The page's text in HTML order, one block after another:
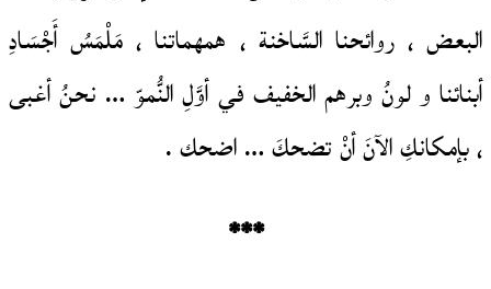
البعض ، روائحنا السَّاخنة ، همهماتنا ، مَلْمَسُ أَجْسَادِ
أبنائنا و لونُ وبرهم الخفيف في أوَّلِ النُّموّ … نحنُ أغبى
، بإمكانكِ الآنَ أنْ تضحكَ … اضحك .
***